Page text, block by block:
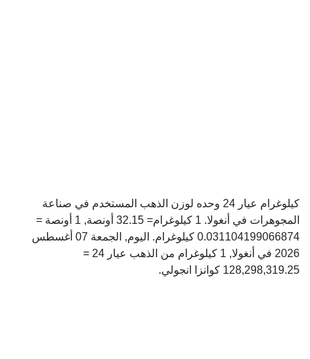
كيلوغرام عيار 24 وحده لوزن الذهب المستخدم في صناعة
المجوهرات في أنغولا. 1 كيلوغرام= 32.15 أونصة, 1 أونصة =
0.031104199066874 كيلوغرام. اليوم, الجمعة 07 أغسطس
2026 في أنغولا, 1 كيلوغرام من الذهب عيار 24 =
128,298,319.25 كوانزا انجولي.